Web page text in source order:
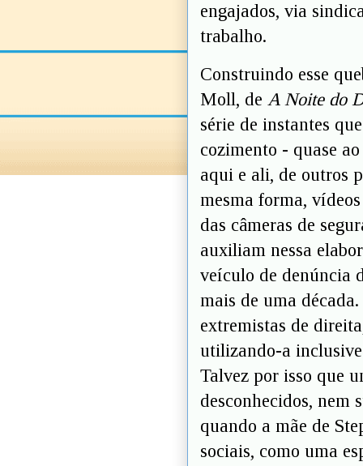
engajados, via
trabalho.
Construindo esse
Moll, de A Noite do
série de instantes
cozimento - quase
aqui e ali, de outros
mesma forma,
das câmeras de
auxiliam nessa
veículo de denúncia
mais de uma
extremistas de
utilizando-a
Talvez por isso que
desconhecidos, nem
quando a mãe de
sociais, como uma